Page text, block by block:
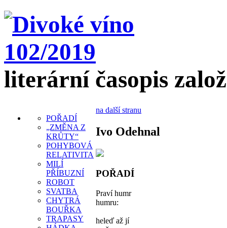
literární časopis
POŘADÍ
„ZMĚNA Z
KRŮTY“
POHYBOVÁ
RELATIVITA
MILÍ
PŘÍBUZNÍ
ROBOT
SVATBA
CHYTRÁ
BOUŘKA
TRAPASY
na další stranu
Ivo Odehnal
POŘADÍ
Praví humr
humru:
heleď až jí